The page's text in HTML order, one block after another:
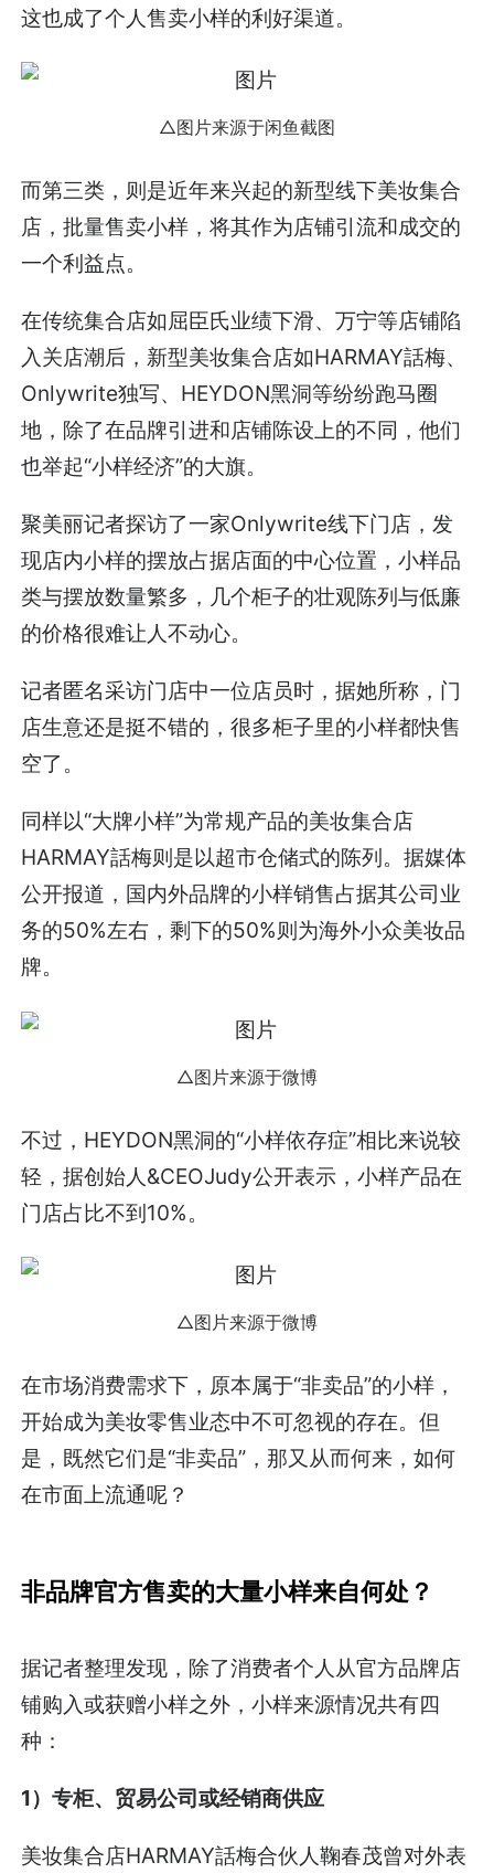
这也成了个人售卖小样的利好渠道。
△图片来源于闲鱼截图
而第三类，则是近年来兴起的新型线下美妆集合
店，批量售卖小样，将其作为店铺引流和成交的
一个利益点。
在传统集合店如屈臣氏业绩下滑、万宁等店铺陷
入关店潮后，新型美妆集合店如HARMAY話梅、
Onlywrite独写、HEYDON黑洞等纷纷跑马圈
地，除了在品牌引进和店铺陈设上的不同，他们
也举起“小样经济”的大旗。
聚美丽记者探访了一家Onlywrite线下门店，发
现店内小样的摆放占据店面的中心位置，小样品
类与摆放数量繁多，几个柜子的壮观陈列与低廉
的价格很难让人不动心。
记者匿名采访门店中一位店员时，据她所称，门
店生意还是挺不错的，很多柜子里的小样都快售
空了。
同样以“大牌小样”为常规产品的美妆集合店
HARMAY話梅则是以超市仓储式的陈列。据媒体
公开报道，国内外品牌的小样销售占据其公司业
务的50%左右，剩下的50%则为海外小众美妆品
牌。
△图片来源于微博
不过，HEYDON黑洞的“小样依存症”相比来说较
轻，据创始人&CEOJudy公开表示，小样产品在
门店占比不到10%。
△图片来源于微博
在市场消费需求下，原本属于“非卖品”的小样，
开始成为美妆零售业态中不可忽视的存在。但
是，既然它们是“非卖品”，那又从而何来，如何
在市面上流通呢？
非品牌官方售卖的大量小样来自何处？
据记者整理发现，除了消费者个人从官方品牌店
铺购入或获赠小样之外，小样来源情况共有四
种：
1）专柜、贸易公司或经销商供应
美妆集合店HARMAY話梅合伙人鞠春茂曾对外表